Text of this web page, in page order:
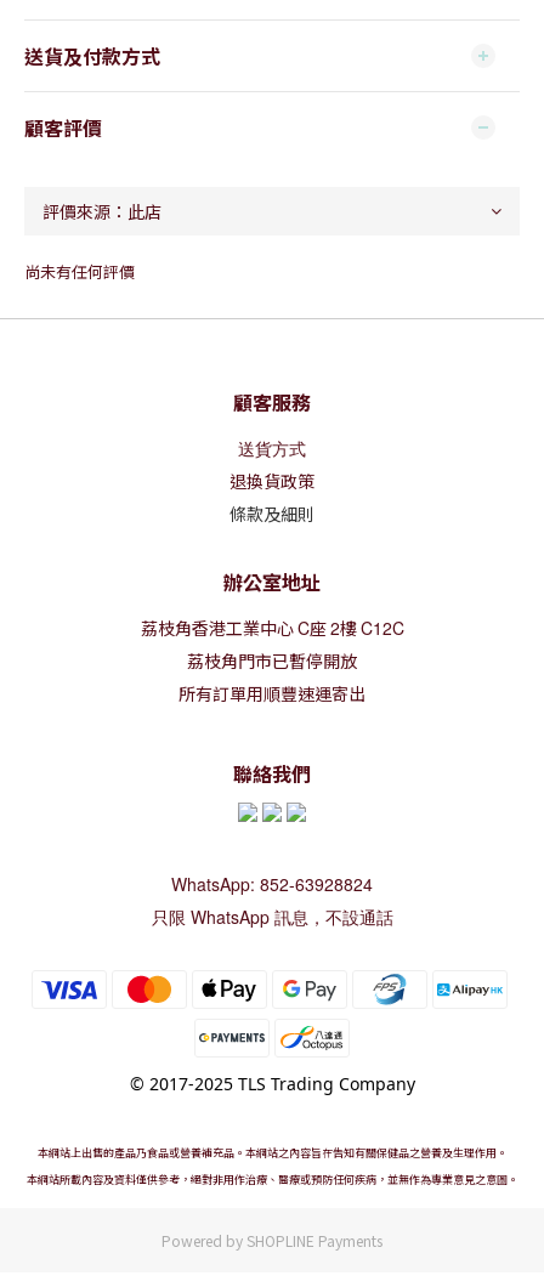
送貨及付款方式
顧客評價
尚未有任何評價
顧客服務
送貨方式
退換貨政策
條款及細則
辦公室地址
荔枝角香港工業中心C座2樓C12C
荔枝角門市已暫停開放
所有訂單用順豐速運寄出
聯絡我們
WhatsApp: 852-63928824
只限 WhatsApp 訊息，不設通話
© 2017-2025 TLS Trading Company
本網站上出售的產品乃食品或營養補充品。本網站之內容旨在告知有關保健品之營養及生理作用。
本網站所載內容及資料僅供參考，絕對非用作治療、醫療或預防任何疾病，並無作為專業意見之意圖。
Powered by SHOPLINE Payments